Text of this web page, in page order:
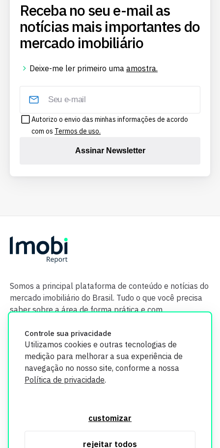
Controle sua privacidade
Utilizamos cookies e outras tecnologias de
medição para melhorar a sua experiência de
navegação no nosso site, conforme a nossa
Política de privacidade.
customizar
rejeitar todos
Receba no seu e-mail as
notícias mais importantes do
mercado imobiliário
Deixe-me ler primeiro uma amostra.
Autorizo o envio das minhas informações de acordo
com os Termos de uso.
Assinar Newsletter
Somos a principal plataforma de conteúdo e notícias do
mercado imobiliário do Brasil. Tudo o que você precisa
saber sobre a área de forma prática e com
segurança. Todos os dados coletados em nosso site são
utilizados exclusivamente para fins de aprimoramento de
informações, consulte nossa Política de Privacidade.